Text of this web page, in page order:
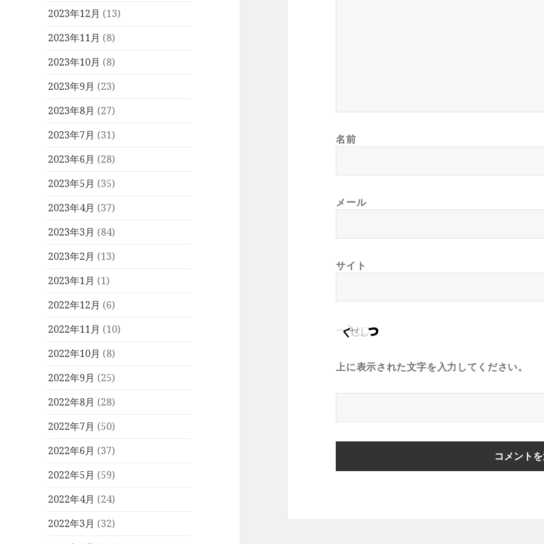
2023年12月 (13)
2023年11月 (8)
2023年10月 (8)
2023年9月 (23)
2023年8月 (27)
2023年7月 (31)
2023年6月 (28)
2023年5月 (35)
2023年4月 (37)
2023年3月 (84)
2023年2月 (13)
2023年1月 (1)
2022年12月 (6)
2022年11月 (10)
2022年10月 (8)
2022年9月 (25)
2022年8月 (28)
2022年7月 (50)
2022年6月 (37)
2022年5月 (59)
2022年4月 (24)
2022年3月 (32)
名前
メール
サイト
上に表示された文字を入力してください。